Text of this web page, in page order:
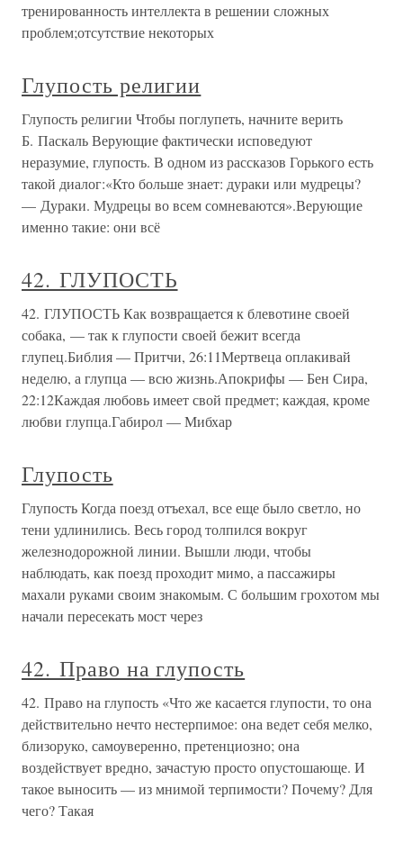
тренированность интеллекта в решении сложных
проблем;отсутствие некоторых
Глупость религии
Глупость религии Чтобы поглупеть, начните верить
Б. Паскаль Верующие фактически исповедуют
неразумие, глупость. В одном из рассказов Горького есть
такой диалог:«Кто больше знает: дураки или мудрецы?
— Дураки. Мудрецы во всем сомневаются».Верующие
именно такие: они всё
42. ГЛУПОСТЬ
42. ГЛУПОСТЬ Как возвращается к блевотине своей
собака, — так к глупости своей бежит всегда
глупец.Библия — Притчи, 26:11Мертвеца оплакивай
неделю, а глупца — всю жизнь.Апокрифы — Бен Сира,
22:12Каждая любовь имеет свой предмет; каждая, кроме
любви глупца.Габирол — Мибхар
Глупость
Глупость Когда поезд отъехал, все еще было светло, но
тени удлинились. Весь город толпился вокруг
железнодорожной линии. Вышли люди, чтобы
наблюдать, как поезд проходит мимо, а пассажиры
махали руками своим знакомым. С большим грохотом мы
начали пересекать мост через
42. Право на глупость
42. Право на глупость «Что же касается глупости, то она
действительно нечто нестерпимое: она ведет себя мелко,
близоруко, самоуверенно, претенциозно; она
воздействует вредно, зачастую просто опустошающе. И
такое выносить — из мнимой терпимости? Почему? Для
чего? Такая